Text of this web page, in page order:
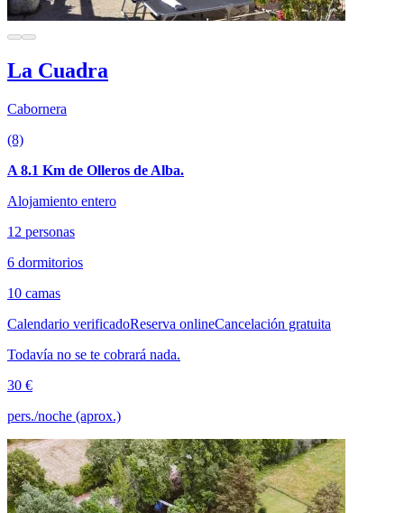
La Cuadra
Cabornera
(8)
A 8.1 Km de Olleros de Alba.
Alojamiento entero
12 personas
6 dormitorios
10 camas
Calendario verificadoReserva onlineCancelación gratuita
Todavía no se te cobrará nada.
30 €
pers./noche (aprox.)